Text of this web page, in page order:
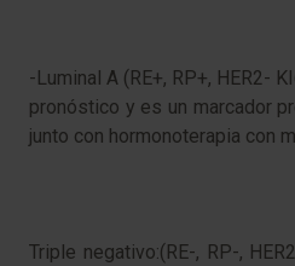
-Luminal A (RE+, RP+, HER2-
pronóstico y es un marcador
junto con hormonoterapia con
Triple negativo:(RE-, RP-,